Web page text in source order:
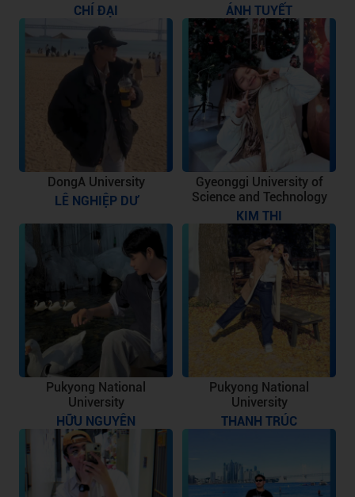
CHÍ ĐẠI
ÁNH TUYẾT
DongA University
LÊ NGHIỆP DƯ
Gyeonggi University of
Science and Technology
KIM THI
Pukyong National
University
HỮU NGUYÊN
Pukyong National
University
THANH TRÚC